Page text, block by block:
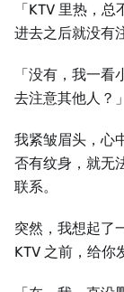
「KTV 里热，
进去之后就没有
「没有，我⼀
去注意其他⼈？」
我紧皱眉头，心
否有纹身，就无
联系。
突然，我想起了
KTV 之前，给你